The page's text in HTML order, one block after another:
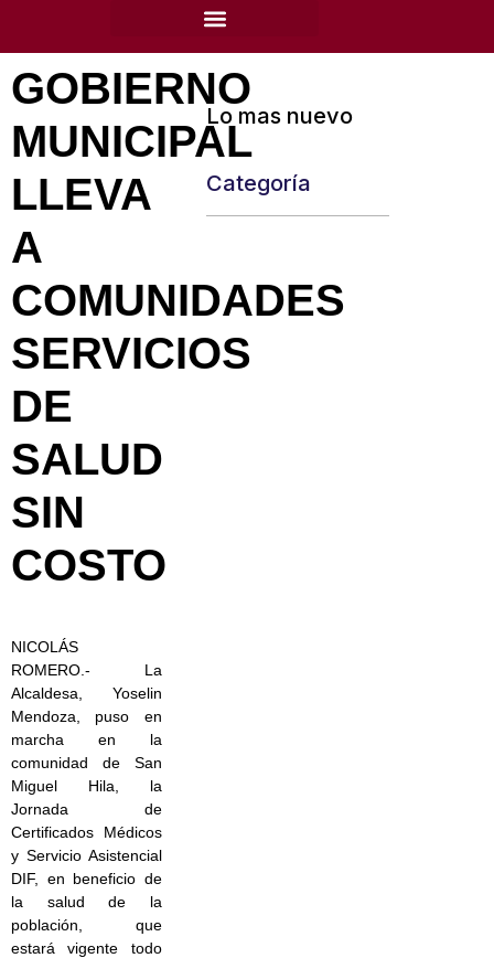
GOBIERNO
MUNICIPAL
LLEVA
A
COMUNIDADES
SERVICIOS
DE
SALUD
SIN
COSTO
NICOLÁS
ROMERO.- La
Alcaldesa, Yoselin
Mendoza, puso en
marcha en la
comunidad de San
Miguel Hila, la
Jornada de
Certificados Médicos
y Servicio Asistencial
DIF, en beneficio de
la salud de la
población, que
estará vigente todo
Lo mas nuevo
Categoría